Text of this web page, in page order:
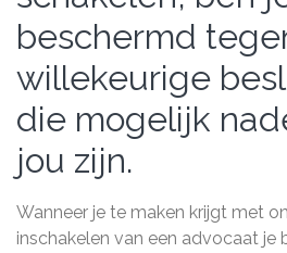
beschermd
willekeurige
die mogelijk
jou zijn.
Wanneer je te maken krijgt met
inschakelen van een advocaat je